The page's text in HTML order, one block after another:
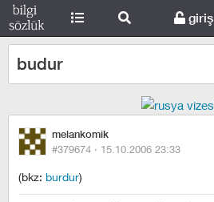
giriş
budur
melankomik
#379674 · 15.10.2006 23:33
(bkz: burdur)